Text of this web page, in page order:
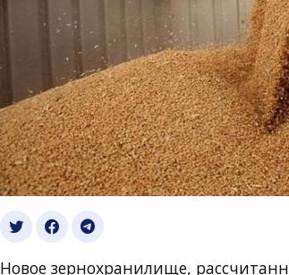
Новое зернохранилище,